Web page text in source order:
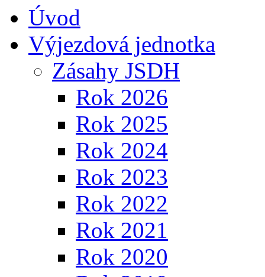
Úvod
Výjezdová jednotka
Zásahy JSDH
Rok 2026
Rok 2025
Rok 2024
Rok 2023
Rok 2022
Rok 2021
Rok 2020